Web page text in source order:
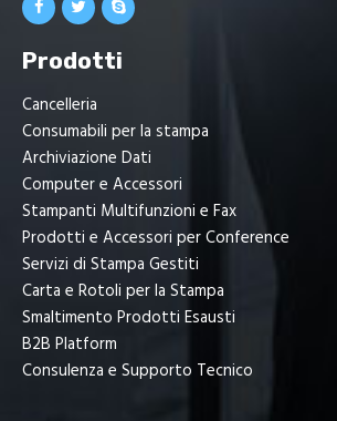
Prodotti
Cancelleria
Consumabili per la stampa
Archiviazione Dati
Computer e Accessori
Stampanti Multifunzioni e Fax
Prodotti e Accessori per Conference
Servizi di Stampa Gestiti
Carta e Rotoli per la Stampa
Smaltimento Prodotti Esausti
B2B Platform
Consulenza e Supporto Tecnico